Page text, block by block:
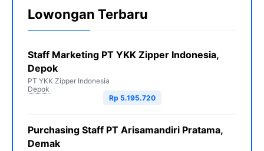
Lowongan Terbaru
Staff Marketing PT YKK Zipper Indonesia,
Depok
PT YKK Zipper Indonesia
Depok
Rp 5.195.720
Purchasing Staff PT Arisamandiri Pratama,
Demak